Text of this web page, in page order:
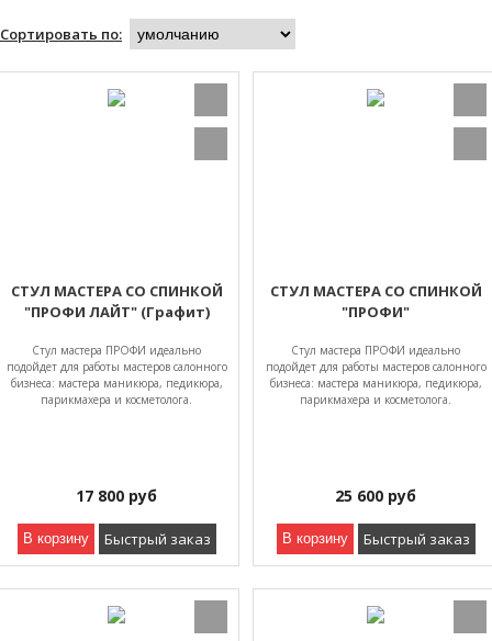
Сортировать по:
СТУЛ МАСТЕРА СО СПИНКОЙ
"ПРОФИ ЛАЙТ" (Графит)
Стул мастера ПРОФИ идеально
подойдет для работы мастеров салонного
бизнеса: мастера маникюра, педикюра,
парикмахера и косметолога.
17 800 руб
В корзину Быстрый заказ
СТУЛ МАСТЕРА СО СПИНКОЙ
"ПРОФИ"
Стул мастера ПРОФИ идеально
подойдет для работы мастеров салонного
бизнеса: мастера маникюра, педикюра,
парикмахера и косметолога.
25 600 руб
В корзину Быстрый заказ